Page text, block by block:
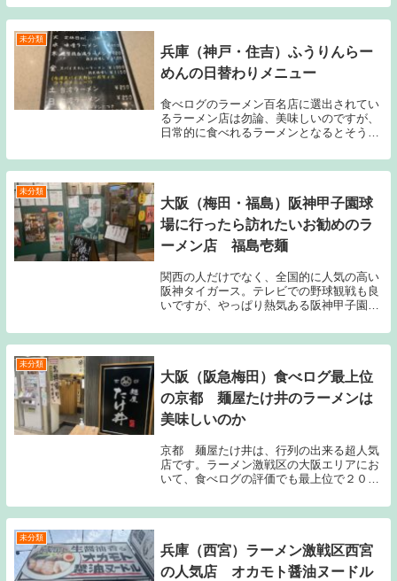
すし盛り上がります！その際、悩むのがお
食事です。このブログでもご紹介しました
未分類
兵庫（神戸・住吉）ふうりんらー
めんの日替わりメニュー
食べログのラーメン百名店に選出されてい
るラーメン店は勿論、美味しいのですが、
日常的に食べれるラーメンとなるとそう多
しの濃厚豚骨ラーメンは実に美味しく、行
列が少しでも短ければ迷わず入店するほど
未分類
大阪（梅田・福島）阪神甲子園球
場に行ったら訪れたいお勧めのラ
ーメン店 福島壱麺
関西の人だけでなく、全国的に人気の高い
阪神タイガース。テレビでの野球観戦も良
いですが、やっぱり熱気ある阪神甲子園球
すし盛り上がります！その際、悩むのがお
食事です。このブログでもご紹介しました
未分類
大阪（阪急梅田）食べログ最上位
の京都 麺屋たけ井のラーメンは
美味しいのか
京都 麺屋たけ井は、行列の出来る超人気
店です。ラーメン激戦区の大阪エリアにお
いて、食べログの評価でも最上位で２０１
り、京都 麺屋たけ井に訪問したいと思っ
ていたのですが、ＪＲ沿線の身分としては
未分類
兵庫（西宮）ラーメン激戦区西宮
の人気店 オカモト醤油ヌードル